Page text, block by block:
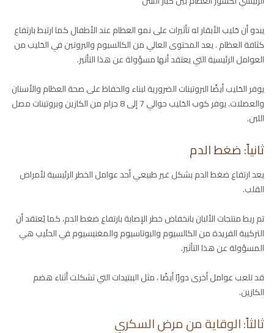
يبدو أن حَليب الأبقار له تأثيرات على نمو العظام عند الأطفال كما ارتبط بارتفاع
كثافة العظام . يعد المحتوى العالي من الكالسيوم والبروتين في الحَليب من
العوامل الرئيسية التي يعتقد أنها مسؤولة عن هذا التأثير.
يوفر الحَليب أيضًا البروتينات الضرورية لبناء والحفاظ على صحة العظام والأسنان
والعضلات. يوفر كوب الحَليب حوالي 7 إلى 8 جرام من الكازين وبروتينات مصل
اللبن.
ثانياً: ضغط الدم
يعد ارتفاع ضغط الدم بشكل غير طبيعي أحد عوامل الخطر الرئيسية لأمراض
القلب.
تم ربط منتجات الألبان بانخفاض خطر الإصابة بارتفاع ضغط الدم، كما يُعتقد أن
التركيبة الفريدة من الكالسيوم والبوتاسيوم والمغنيسيوم في الحلَيب هي
المسؤولة عن هذا التأثير.
قد تلعب عوامل أخرى دورًا أيضًا ، مثل الببتيدات التي تشكلت أثناء هضم
الكازين.
ثالثاً: الوقاية من مرض السكري